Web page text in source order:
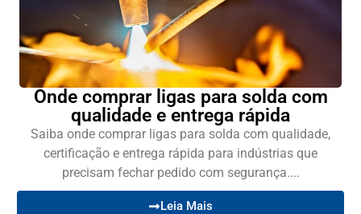
Onde comprar ligas para solda com
qualidade e entrega rápida
Saiba onde comprar ligas para solda com qualidade,
certificação e entrega rápida para indústrias que
precisam fechar pedido com segurança....
Leia Mais